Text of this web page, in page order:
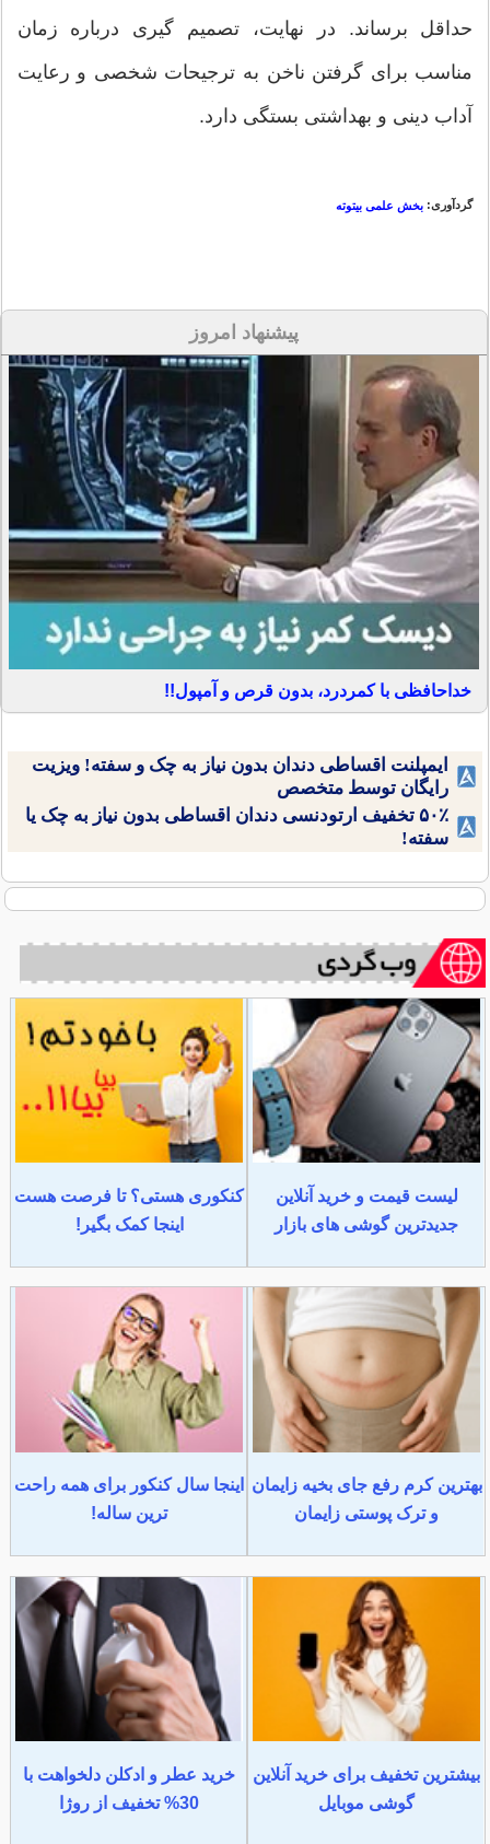
حداقل برساند. در نهایت، تصمیم گیری درباره زمان
مناسب برای گرفتن ناخن به ترجیحات شخصی و رعایت
آداب دینی و بهداشتی بستگی دارد.
گردآوری: بخش علمی بیتوته
پیشنهاد امروز
خداحافظی با کمردرد، بدون قرص و آمپول!!
ایمپلنت اقساطی دندان بدون نیاز به چک و سفته! ویزیت
رایگان توسط متخصص
۵۰٪ تخفیف ارتودنسی دندان اقساطی بدون نیاز به چک یا
سفته!
لیست قیمت و خرید آنلاین
جدیدترین گوشی های بازار
کنکوری هستی؟ تا فرصت هست
اینجا کمک بگیر!
بهترین کرم رفع جای بخیه زایمان
و ترک پوستی زایمان
اینجا سال کنکور برای همه راحت
ترین ساله!
بیشترین تخفیف برای خرید آنلاین
گوشی موبایل
خرید عطر و ادکلن دلخواهت با
30% تخفیف از روژا